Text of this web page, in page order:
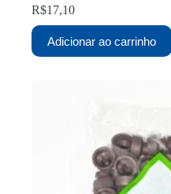
R$17,10
Adicionar ao carrinho